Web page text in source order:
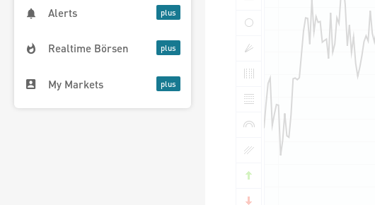
Alerts
Realtime Börsen
My Markets